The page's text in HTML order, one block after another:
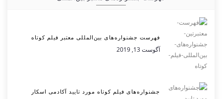
فهرست جشنواره‌های بین‌المللی معتبر فیلم کوتاه
آگوست 13, 2019
جشنواره‌های فیلم کوتاه مورد تایید آکادمی اسکار